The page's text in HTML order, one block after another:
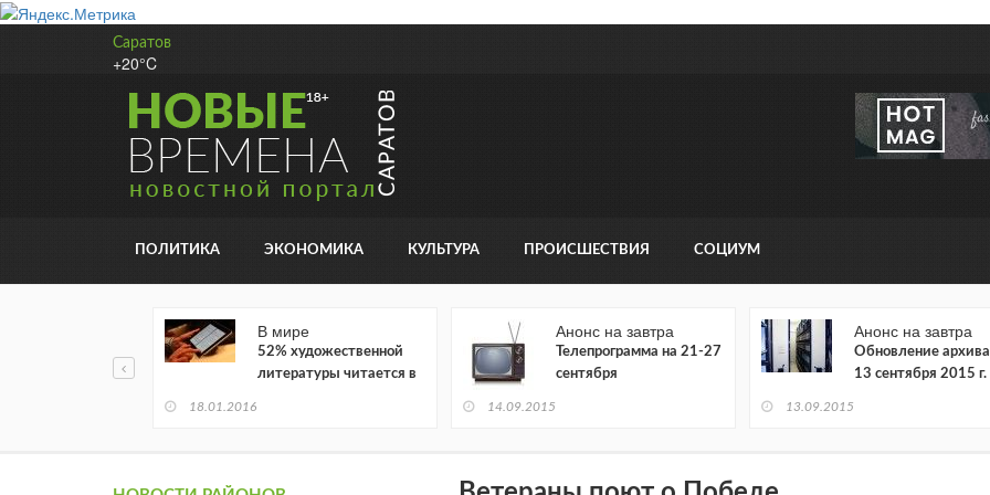
Саратов
+20°C
ПОЛИТИКА ЭКОНОМИКА КУЛЬТУРА ПРОИСШЕСТВИЯ СОЦИУМ
В мире
52% художественной
литературы читается в
18.01.2016
Анонс на завтра
Телепрограмма на 21-27
сентября
14.09.2015
Анонс на завтра
Обновление архива
13 сентября 2015 г.
13.09.2015